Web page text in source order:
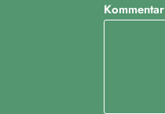
Kommentar